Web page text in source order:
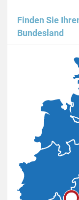
Finden Sie
Bundesland